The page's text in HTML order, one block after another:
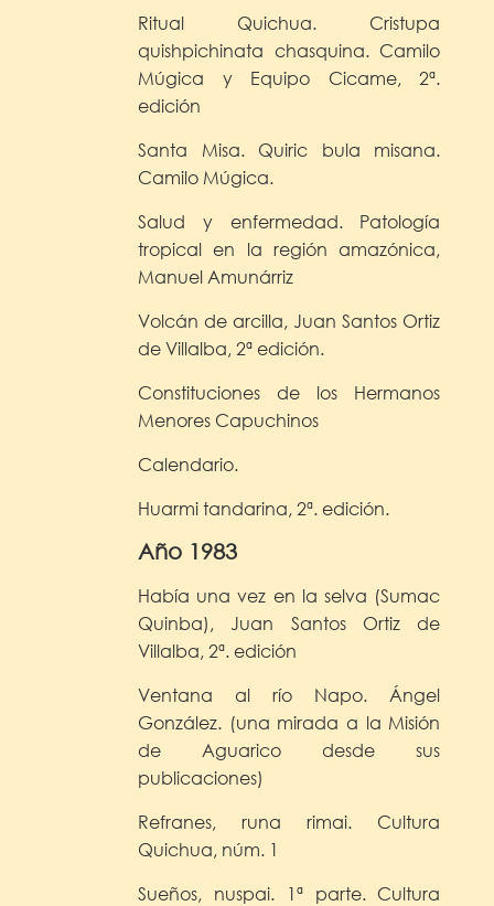
Ritual Quichua. Cristupa
quishpichinata chasquina. Camilo
Múgica y Equipo Cicame, 2ª.
edición
Santa Misa. Quiric bula misana.
Camilo Múgica.
Salud y enfermedad. Patología
tropical en la región amazónica,
Manuel Amunárriz
Volcán de arcilla, Juan Santos Ortiz
de Villalba, 2ª edición.
Constituciones de los Hermanos
Menores Capuchinos
Calendario.
Huarmi tandarina, 2ª. edición.
Año 1983
Había una vez en la selva (Sumac
Quinba), Juan Santos Ortiz de
Villalba, 2ª. edición
Ventana al río Napo. Ángel
González. (una mirada a la Misión
de Aguarico desde sus
publicaciones)
Refranes, runa rimai. Cultura
Quichua, núm. 1
Sueños, nuspai. 1ª parte. Cultura